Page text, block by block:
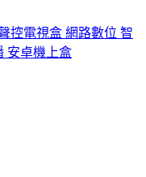
控電視盒 網路數位 智
安卓機上盒